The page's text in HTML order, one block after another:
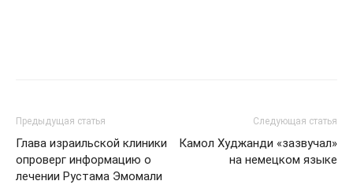
Предыдущая статья
Глава израильской клиники
опроверг информацию о
лечении Рустама Эмомали
Следующая статья
Камол Худжанди «зазвучал»
на немецком языке